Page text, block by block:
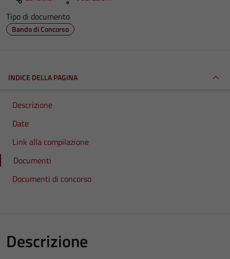
Tipo di documento
Bando di Concorso
INDICE DELLA PAGINA
Descrizione
Date
Link alla compilazione
Documenti
Documenti di concorso
Descrizione